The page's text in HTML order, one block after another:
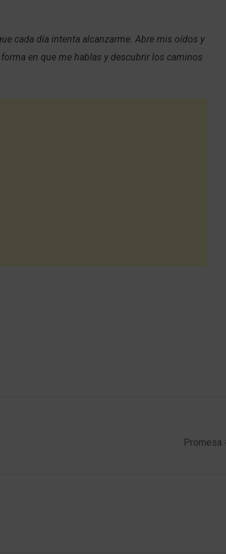
cada día intenta alcanzarme. Abre mis oídos y
en que me hablas y descubrir los caminos
Promesa